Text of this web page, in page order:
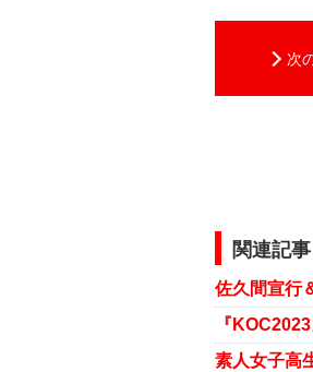
次
関連記事
佐久間宣行
『
素人女子高